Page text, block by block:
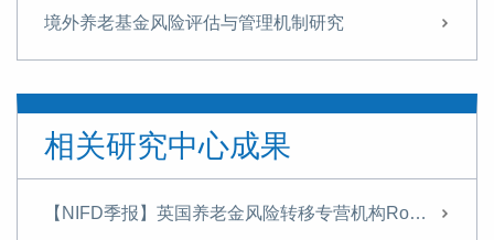
境外养老基金风险评估与管理机制研究
从季报看加拿大养老金投资业绩及投资动向
澳洲超级年金产品设计分析
一文看懂全球大型机构运营与资配模式
相关研究中心成果
【NIFD季报】英国养老金风险转移专营机构Rothesay的投资运营情况研究——2025年H2机构投资者资产管理